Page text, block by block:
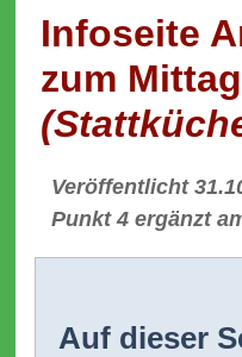
Infoseite
zum
Veröffentlicht
Punkt 4 ergänzt
Auf dieser